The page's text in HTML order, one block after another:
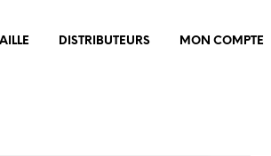
DISTRIBUTEURS MON COMPTE